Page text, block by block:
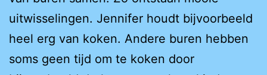
uitwisselingen. Jennifer houdt bijvoorbeeld
heel erg van koken. Andere buren hebben
soms geen tijd om te koken door